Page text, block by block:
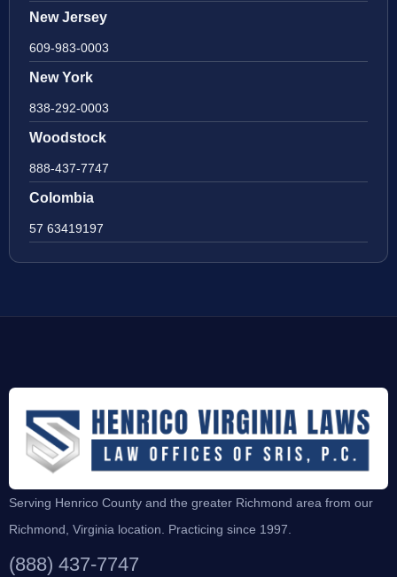
New Jersey
609-983-0003
New York
838-292-0003
Woodstock
888-437-7747
Colombia
57 63419197
Serving Henrico County and the greater Richmond area from our
Richmond, Virginia location. Practicing since 1997.
(888) 437-7747